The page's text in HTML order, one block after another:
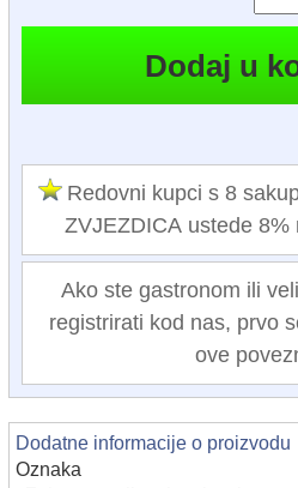
Redovni kupci s 8
ZVJEZDICA ustede 8%
Ako ste gastronom ili
registrirati kod nas, prvo
ove
Dodatne informacije o proizvodu
Oznaka